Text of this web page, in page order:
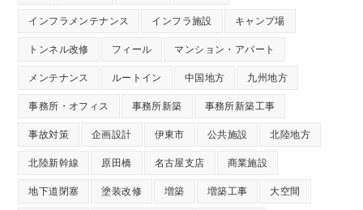
インフラメンテナンス インフラ施設 キャンプ場
トンネル改修 フィール マンション・アパート
メンテナンス ルートイン 中国地方 九州地方
事務所・オフィス 事務所新築 事務所新築工事
事故対策 企画設計 伊東市 公共施設 北陸地方
北陸新幹線 原田橋 名古屋支店 商業施設
地下道閉塞 塗装改修 増築 増築工事 大空間